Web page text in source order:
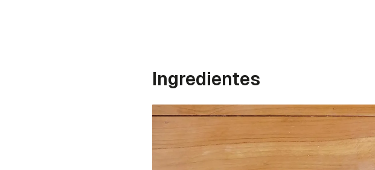
Ingredientes